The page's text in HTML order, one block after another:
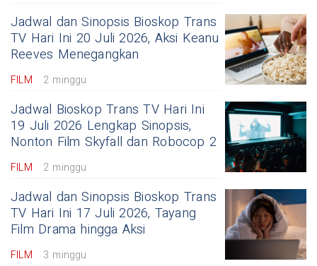
Jadwal dan Sinopsis Bioskop Trans
TV Hari Ini 20 Juli 2026, Aksi Keanu
Reeves Menegangkan
FILM 2 minggu
Jadwal Bioskop Trans TV Hari Ini
19 Juli 2026 Lengkap Sinopsis,
Nonton Film Skyfall dan Robocop 2
FILM 2 minggu
Jadwal dan Sinopsis Bioskop Trans
TV Hari Ini 17 Juli 2026, Tayang
Film Drama hingga Aksi
FILM 3 minggu